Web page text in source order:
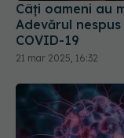
Câți oameni au
Adevărul
COVID-19
21 mar 2025, 16:32